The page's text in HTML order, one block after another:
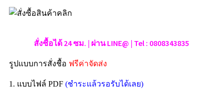
สั่งซื้อได้ 24 ซม. | ผ่าน LINE@ | Tel : 0808343835
รูปแบบการสั่งชื้อ ฟรีค่าจัดส่ง
1. แบบไฟล์ PDF (ชำระแล้วรอรับได้เลย)